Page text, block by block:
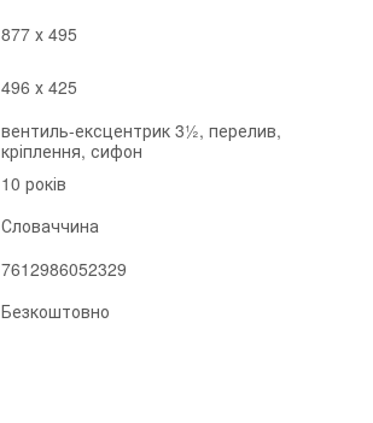
877 х 495
496 х 425
вентиль-ексцентрик 3½, перелив,
кріплення, сифон
10 років
Словаччина
7612986052329
Безкоштовно